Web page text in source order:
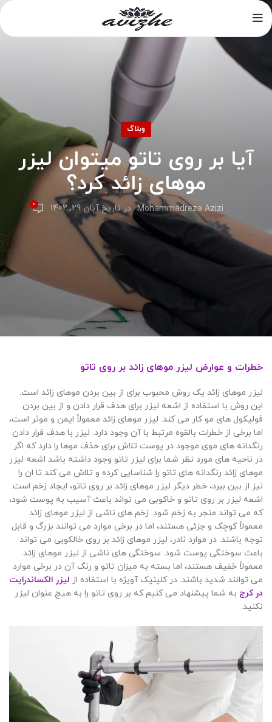
وبلاگ
آیا بر روی تاتو میتوان لیزر
موهای زائد کرد؟
Mohammadreza Azizi در تاریخ آبان 29, 1402 0
خطرات و عوارض لیزر موهای زائد بر روی تاتو
لیزر موهای زائد یک روش محبوب برای از بین بردن موهای زائد است.
این روش با استفاده از اشعه لیزر برای هدف قرار دادن و از بین بردن
فولیکول های مو کار می کند. لیزر موهای زائد معمولاً ایمن و موثر است،
اما برخی از خطرات بالقوه مرتبط با آن وجود دارد. لیزر با هدف قرار دادن
رنگدانه های موی موجود در پوست تلاش برای حذف موها را دارد که اگر
در ناحیه های مورد نظر شما برای لیزر تاتو وجود داشته باشد اشعه لیزر
موهای زائد رنگدانه های تاتو را شناسایی کرده و تلاش می کند تا ان را
نیز از بین ببرد، خطر دیگر لیزر موهای زائد بر روی تاتو، ایجاد زخم است.
اشعه لیزر بر روی تاتو و خاکوبی می تواند باعث آسیب به پوست شود،
که می تواند منجر به زخم شود. زخم های ناشی از لیزر موهای زائد
معمولاً کوچک و جزئی هستند، اما در برخی موارد می توانند بزرگ و قابل
توجه باشند. در موارد نادر، لیزر موهای زائد بر روی خالکوبی می تواند
باعث سوختگی پوست شود. سوختگی های ناشی از لیزر موهای زائد
معمولاً خفیف هستند، اما بسته به میزان تاتو و رنگ آن در برخی موارد
می توانند شدید باشند. در کلینیک آویژه با استفاده از لیزر الکساندرایت
در کرج به شما پیشنهاد می کنیم که بر روی تاتو را به هیچ عنوان لیزر
نکنید.